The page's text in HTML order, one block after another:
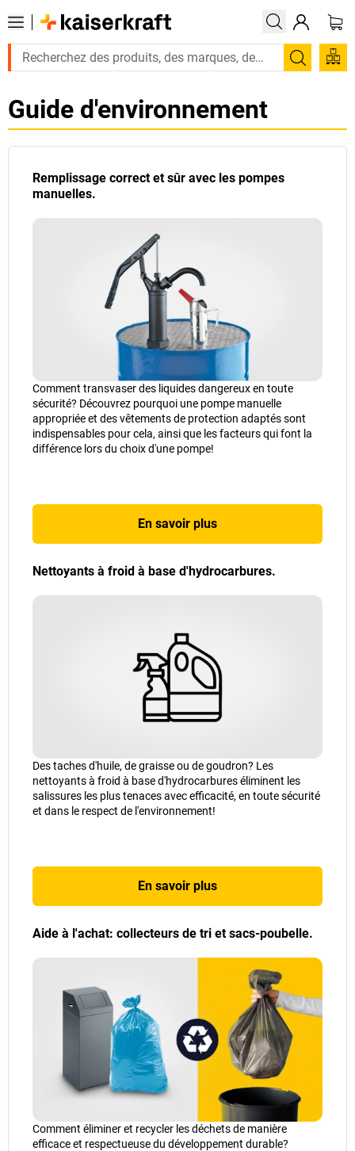
Guide d'environnement
Remplissage correct et sûr avec les pompes
manuelles.
Comment transvaser des liquides dangereux en toute
sécurité? Découvrez pourquoi une pompe manuelle
appropriée et des vêtements de protection adaptés sont
indispensables pour cela, ainsi que les facteurs qui font la
différence lors du choix d'une pompe!
En savoir plus
Nettoyants à froid à base d'hydrocarbures.
Des taches d'huile, de graisse ou de goudron? Les
nettoyants à froid à base d'hydrocarbures éliminent les
salissures les plus tenaces avec efficacité, en toute sécurité
et dans le respect de l'environnement!
En savoir plus
Aide à l'achat: collecteurs de tri et sacs-poubelle.
Comment éliminer et recycler les déchets de manière
efficace et respectueuse du développement durable?